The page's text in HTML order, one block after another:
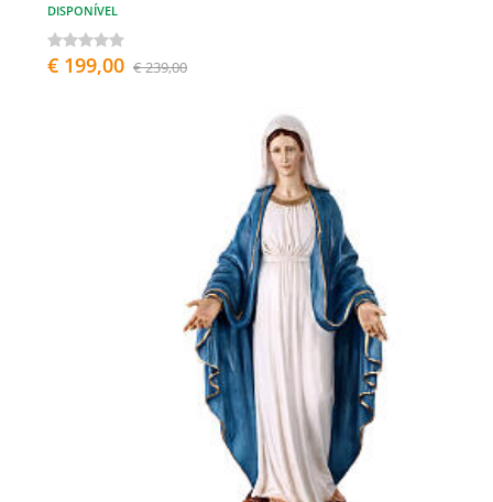
DISPONÍVEL
€ 199,00 € 239,00